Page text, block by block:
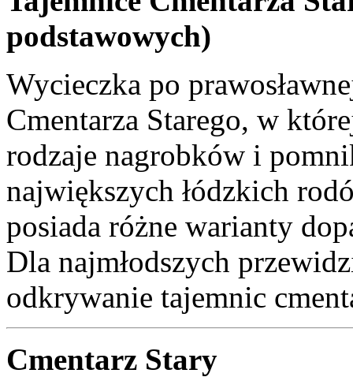
podstawowych)
Wycieczka po
Cmentarza Starego, w
rodzaje nagrobków i
największych łódzkich
posiada różne warianty
Dla najmłodszych
odkrywanie tajemnic
Cmentarz Stary